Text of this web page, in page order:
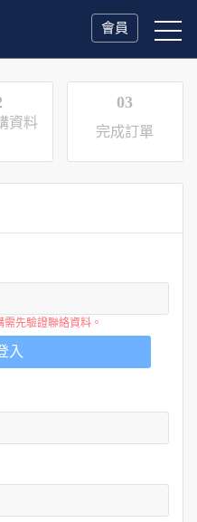
會員
資料
03
完成訂單
先驗證聯絡資料。
入